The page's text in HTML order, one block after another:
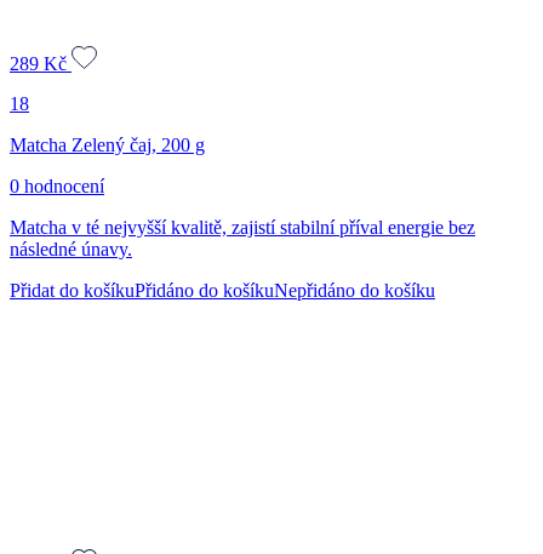
289 Kč
18
Matcha Zelený čaj, 200 g
0 hodnocení
Matcha v té nejvyšší kvalitě, zajistí stabilní příval energie bez
následné únavy.
Přidat do košíkuPřidáno do košíkuNepřidáno do košíku